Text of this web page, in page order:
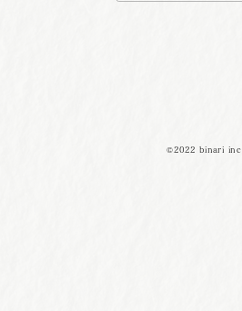
©2022 binari inc